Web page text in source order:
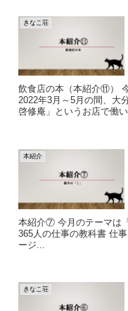
きなこ荘
飲食店の本（本紹介⑪）
2022年3月～5月の間、大
啓修庵」というお店で働
本紹介
本紹介⑦ 今月のテーマは
365人の仕事の教科書 仕
ージ...
きなこ荘